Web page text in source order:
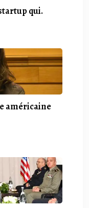
qui.
américaine